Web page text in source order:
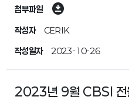
첨부파일 download_for_offline
작성자 CERIK
작성일자 2023-10-26
2023년 9월 CBSI 전